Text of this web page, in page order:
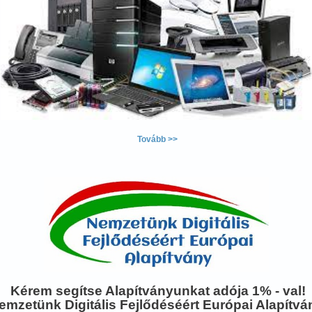
Tovább >>
Kérem segítse Alapítványunkat adója 1% - val!
Digitális Fejlődéséért Európai